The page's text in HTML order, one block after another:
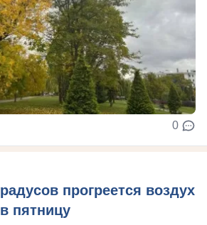
0
прогреется воздух
пятницу